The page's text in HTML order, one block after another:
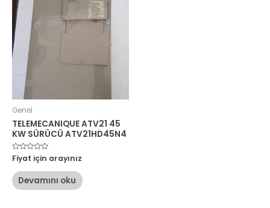
Genel
TELEMECANIQUE ATV21 45
KW SÜRÜCÜ ATV21HD45N4
5
üzerinden
oy
aldı
Fiyat için arayınız
Devamını oku